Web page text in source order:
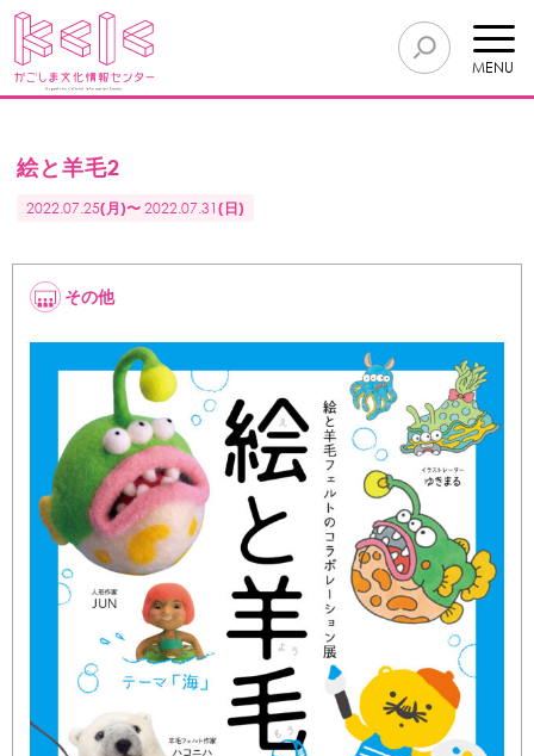
MENU
絵と羊毛2
2022.07.25(月)〜2022.07.31(日)
その他